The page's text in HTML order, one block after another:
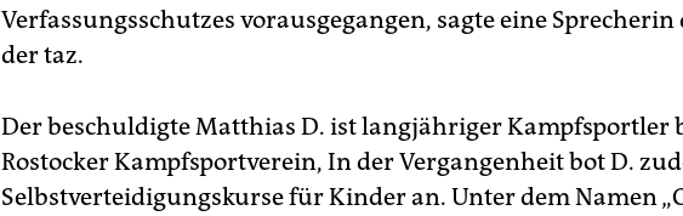
Verfassungsschutzes vorausgegangen, sagte eine Sprecherin
der taz.
Der beschuldigte Matthias D. ist langjähriger Kampfsportler
Rostocker Kampfsportverein, In der Vergangenheit bot D.
Selbstverteidigungskurse für Kinder an. Unter dem Namen